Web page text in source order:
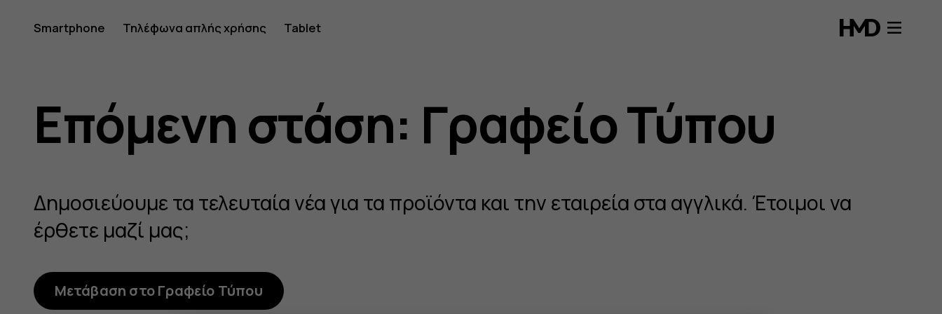
HMD
Newsroom
Smartphone Τηλέφωνα απλής χρήσης Tablet
Επόμενη στάση: Γραφείο Τύπου
Δημοσιεύουμε τα τελευταία νέα για τα προϊόντα και την εταιρεία στα αγγλικά. Έτοιμοι να
έρθετε μαζί μας;
Μετάβαση στο Γραφείο Τύπου